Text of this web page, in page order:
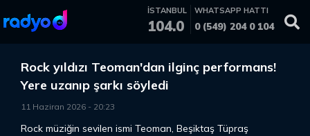
İSTANBUL
104.0
WHATSAPP HATTI
0 (549) 204 0 104
Rock yıldızı Teoman'dan ilginç performans!
Yere uzanıp şarkı söyledi
11 Haziran 2026 - 20:23
Rock müziğin sevilen ismi Teoman, Beşiktaş Tüpraş